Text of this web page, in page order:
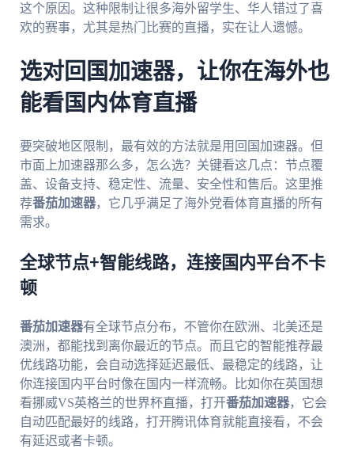
这个原因。这种限制让很多海外留学生、华人错过了喜
欢的赛事，尤其是热门比赛的直播，实在让人遗憾。
选对回国加速器，让你在海外也
能看国内体育直播
要突破地区限制，最有效的方法就是用回国加速器。但
市面上加速器那么多，怎么选？关键看这几点：节点覆
盖、设备支持、稳定性、流量、安全性和售后。这里推
荐番茄加速器，它几乎满足了海外党看体育直播的所有
需求。
全球节点+智能线路，连接国内平台不卡
顿
番茄加速器有全球节点分布，不管你在欧洲、北美还是
澳洲，都能找到离你最近的节点。而且它的智能推荐最
优线路功能，会自动选择延迟最低、最稳定的线路，让
你连接国内平台时像在国内一样流畅。比如你在英国想
看挪威VS英格兰的世界杯直播，打开番茄加速器，它会
自动匹配最好的线路，打开腾讯体育就能直接看，不会
有延迟或者卡顿。